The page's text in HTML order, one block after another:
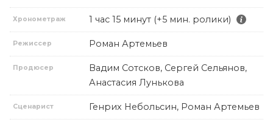
Хронометраж 1 час 15 минут (+5 мин. ролики)
Режиссер Роман Артемьев
Продюсер
Вадим Сотсков, Сергей Сельянов,
Анастасия Лунькова
Сценарист Генрих Небольсин, Роман Артемьев